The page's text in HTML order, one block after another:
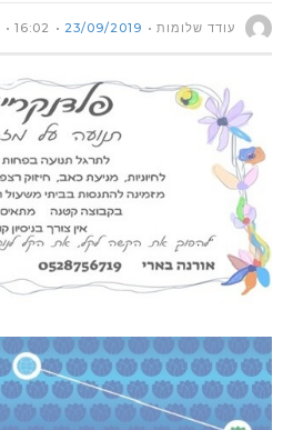
עודד שלומות 23/09/2019
16:02